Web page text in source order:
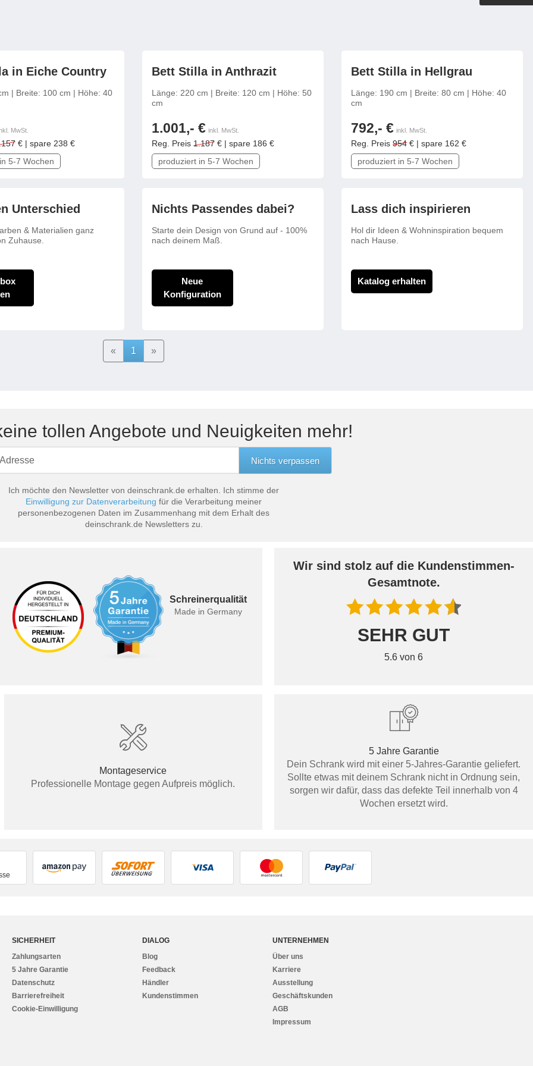
Schiebetür für Dachschräge
Couchtisch
frei konfigurierbar
in Eiche Country
| Breite: 100 cm | Höhe: 40
MwSt.
€ | spare 238 €
5-7 Wochen
frei konfigurierbar
Bett Stilla in Anthrazit
Länge: 220 cm | Breite: 120 cm | Höhe: 50
cm
1.001,- € inkl. MwSt.
Reg. Preis 1.187 € | spare 186 €
produziert in 5-7 Wochen
frei konfigurierbar
Bett Stilla in Hellgrau
Länge: 190 cm | Breite: 80 cm | Höhe: 40
cm
792,- € inkl. MwSt.
Reg. Preis 954 € | spare 162 €
produziert in 5-7 Wochen
Unterschied
& Materialien ganz
Zuhause.
Nichts Passendes dabei?
Starte dein Design von Grund auf - 100%
nach deinem Maß.
Neue
Konfiguration
Lass dich inspirieren
Hol dir Ideen & Wohninspiration bequem
nach Hause.
Katalog erhalten
«Previous
1 »Next
tollen Angebote und Neuigkeiten mehr!
Ich möchte den Newsletter von deinschrank.de erhalten. Ich stimme der
Einwilligung zur Datenverarbeitung für die Verarbeitung meiner
personenbezogenen Daten im Zusammenhang mit dem Erhalt des
deinschrank.de Newsletters zu.
Schreinerqualität
Made in Germany
Wir sind stolz auf die Kundenstimmen-
Gesamtnote.
SEHR GUT
5.6 von 6
Montageservice
Professionelle Montage gegen Aufpreis möglich.
5 Jahre Garantie
Dein Schrank wird mit einer 5-Jahres-Garantie geliefert.
Sollte etwas mit deinem Schrank nicht in Ordnung sein,
sorgen wir dafür, dass das defekte Teil innerhalb von 4
Wochen ersetzt wird.
SICHERHEIT
Zahlungsarten
5 Jahre Garantie
Datenschutz
Barrierefreiheit
Cookie-Einwilligung
DIALOG
Blog
Feedback
Händler
Kundenstimmen
UNTERNEHMEN
Über uns
Karriere
Ausstellung
Geschäftskunden
AGB
Impressum